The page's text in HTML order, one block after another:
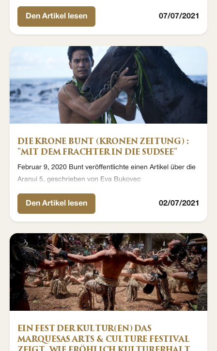
Den Artikel lesen 07/07/2021
DIE KRONE BUNT (KRONEN ZEITUNG) :
"MIT DEM FRACHTER IN DIE SUDSEE"
Februar 9, 2020 Bunt veröffentlichte einen Artikel über die
Aranui 5, geschrieben von Eva Bukovec
Den Artikel lesen 02/07/2021
EIN FEST DER KULTUR(EN) DAS
MARQUESAS ARTS & CULTURE FESTIVAL